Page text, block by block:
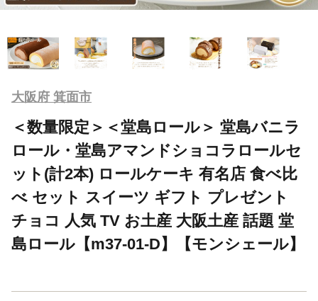
大阪府 箕面市
＜数量限定＞＜堂島ロール＞ 堂島バニラ
ロール・堂島アマンドショコラロールセ
ット(計2本) ロールケーキ 有名店 食べ比
べ セット スイーツ ギフト プレゼント
チョコ 人気 TV お土産 大阪土産 話題 堂
島ロール【m37-01-D】【モンシェール】